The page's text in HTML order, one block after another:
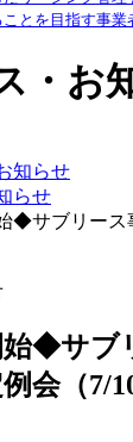
とを目指す事業
・お
知らせ
らせ
◆サブリース
◆サブ
会（7/10